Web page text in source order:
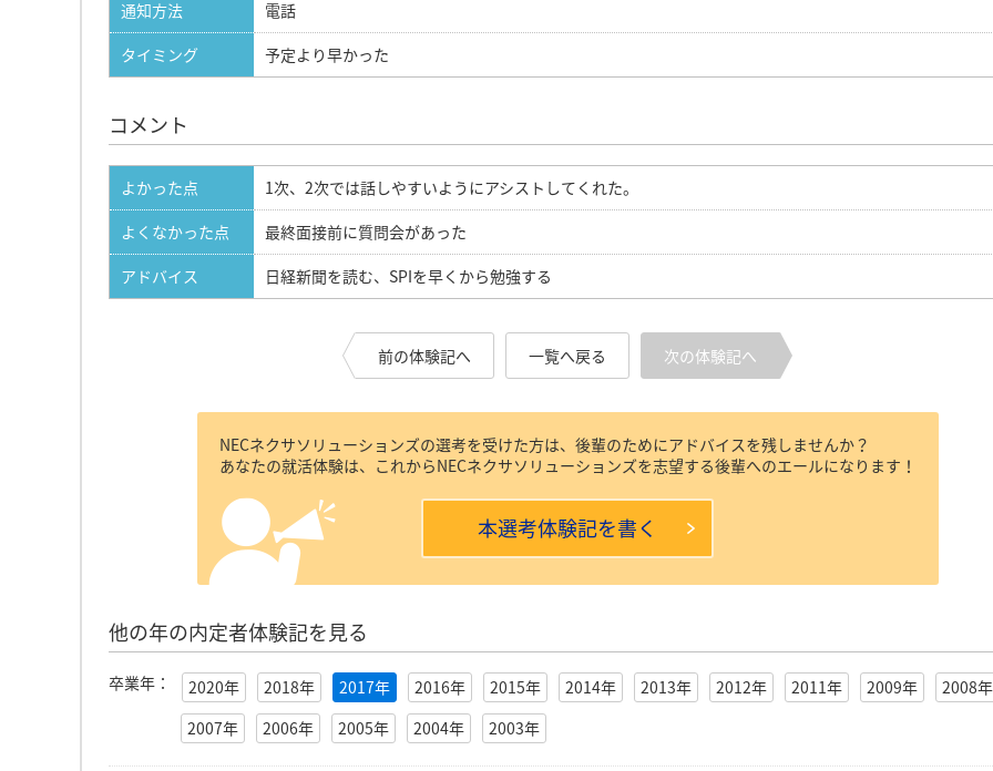
通知方法
電話
タイミング
予定より早かった
コメント
よかった点
1次、2次では話しやすいようにアシストしてくれた。
よくなかった点
最終面接前に質問会があった
アドバイス
日経新聞を読む、SPIを早くから勉強する
前の体験記へ 一覧へ戻る 次の体験記へ
NECネクサソリューションズの選考を受けた方は、後輩のためにアドバイスを残しませんか？
あなたの就活体験は、これからNECネクサソリューションズを志望する後輩へのエールになります！
本選考体験記を書く
他の年の内定者体験記を見る
卒業年： 2020年 2018年 2017年 2016年 2015年 2014年 2013年 2012年 2011年 2009年
2008年
2007年
2006年 2005年 2004年 2003年